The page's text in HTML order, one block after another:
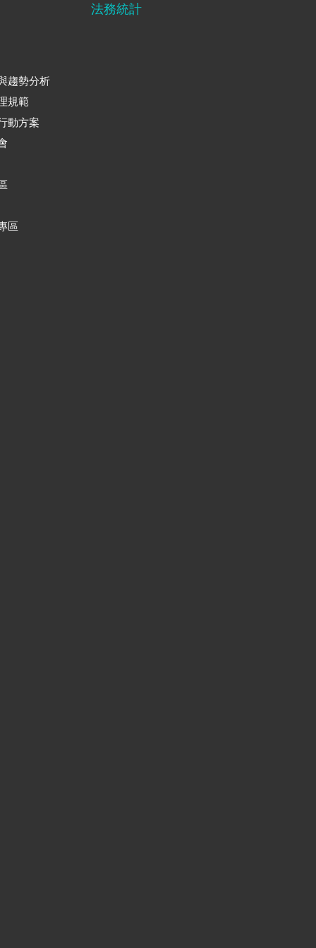
趨勢分析
規範
動方案
區
法務統計